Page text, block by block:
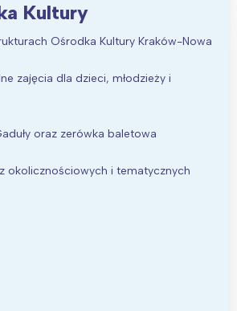
Kultury
Ośrodka Kultury Kraków-Nowa
zajęcia dla dzieci, młodzieży i
oraz zerówka baletowa
okolicznościowych i tematycznych
Kraków
Południe
Północ
Wybieram